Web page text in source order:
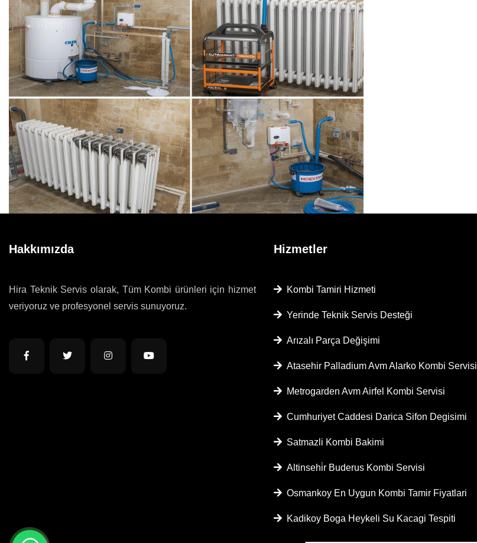
Hakkımızda
Hira Teknik Servis olarak, Tüm Kombi ürünleri için hizmet
veriyoruz ve profesyonel servis sunuyoruz.
Hizmetler
Kombi Tamiri Hizmeti
Yerinde Teknik Servis Desteği
Arızalı Parça Değişimi
Atasehir Palladium Avm Alarko Kombi Servisi
Metrogarden Avm Airfel Kombi Servisi
Cumhuriyet Caddesi Darica Sifon Degisimi
Satmazli Kombi Bakimi
Altinsehi̇r Buderus Kombi Servisi
Osmankoy En Uygun Kombi Tamir Fiyatlari
Kadikoy Boga Heykeli Su Kacagi Tespiti